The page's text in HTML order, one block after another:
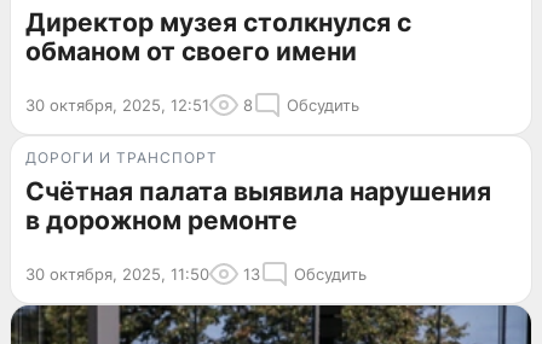
Директор музея столкнулся с
обманом от своего имени
30 октября, 2025, 12:51 8 Обсудить
ДОРОГИ И ТРАНСПОРТ
Счётная палата выявила нарушения
в дорожном ремонте
30 октября, 2025, 11:50 13 Обсудить